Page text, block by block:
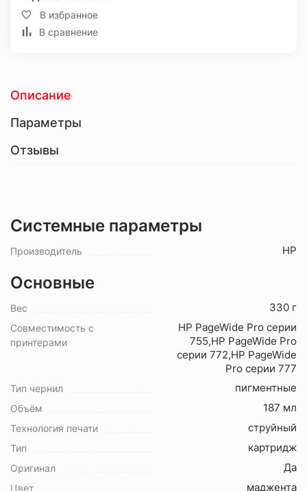
В избранное
В сравнение
Описание
Параметры
Отзывы
Системные параметры
Производитель HP
Основные
Вес 330 г
Совместимость с
принтерами
HP PageWide Pro серии
755,HP PageWide Pro
серии 772,HP PageWide
Pro серии 777
Тип чернил пигментные
Объём 187 мл
Технология печати струйный
Тип картридж
Оригинал Да
Цвет маджента